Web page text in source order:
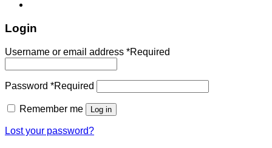
Login
Username or email address *Required
Password *Required
Remember me Log in
Lost your password?